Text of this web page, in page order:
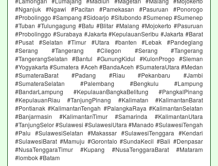
#Nganjuk #Ngawi #Pacitan #Pamekasan #Pasuruan #Ponorogo
#Probolinggo #Sampang #Sidoarjo #Situbondo #Sumenep #Sumenep
#Tuban #Tulungagung #Batu #Blitar #Malang #Mojokerto #Pasuruan
#Probolinggo #Surabaya #Jakarta #KepulauanSeribu #Jakarta #Barat
#Pusat #Selatan #Timur #Utara #banten #Lebak #Pandeglang
#Serang #Tangerang #Cilegon #Serang #Tangerang
#TangerangSelatan #Bantul #GunungKidul #KulonProgo #Sleman
#Yogyakarta #Sumatera #Aceh #BandaAceh #SumateraUtara #Medan
#SumateraBarat #Padang #Riau #Pekanbaru #Jambi
#SumateraSelatan #Palembang #Bengkulu #Lampung
#BandarLampung #KepulauanBangkaBelitung #PangkalPinang
#KepulauanRiau #TanjungPinang #Kalimatan #KalimantanBarat
#Pontianak #KalimantanTengah #PalangkaRaya #KalimantanSelatan
#Banjarmasin #KalimantanTimur #Samarinda #KalimantanUtara
#TanjungSelor #Sulawesi #SulawesiUtara #Manado #SulawesiTengah
#Palu #SulawesiSelatan #Makassar #SulawesiTenggara #Kendari
#SulawesiBarat #Mamuju #Gorontalo #SundaKecil #Bali #Denpasar
#NusaTenggaraTimur #Kupang #NusaTenggaraBarat #Mataram
#lombok #Batam